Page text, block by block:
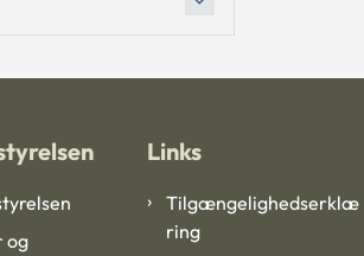
og
Links
Tilgængelighedserklæ
ring